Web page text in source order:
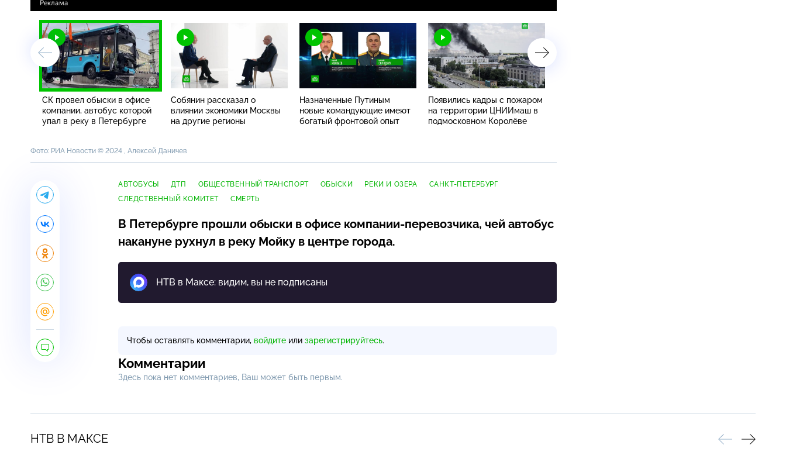
СК провел обыски в офисе
компании, автобус которой
упал в реку в Петербурге
Собянин рассказал о
влиянии экономики Москвы
на другие регионы
Назначенные Путиным
новые командующие имеют
богатый фронтовой опыт
Появились кадры с пожаром
на территории ЦНИИмаш в
подмосковном Королёве
Фото: РИА Новости © 2024 , Алексей Даничев
АВТОБУСЫ ДТП ОБЩЕСТВЕННЫЙ ТРАНСПОРТ ОБЫСКИ РЕКИ И ОЗЕРА
САНКТ-ПЕТЕРБУРГ
СЛЕДСТВЕННЫЙ КОМИТЕТ
СМЕРТЬ
В Петербурге прошли обыски в офисе компании-перевозчика, чей автобус
накануне рухнул в реку Мойку в центре города.
НТВ в Максе: видим, вы не подписаны
Чтобы оставлять комментарии, войдите или зарегистрируйтесь.
Комментарии
Здесь пока нет комментариев, Ваш может быть первым.
НТВ В МАКСЕ